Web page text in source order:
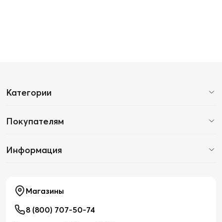
Категории
Покупателям
Информация
Магазины
8 (800) 707-50-74